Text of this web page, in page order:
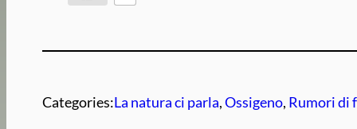
Categories:La natura ci parla, Ossigeno, Rumori di